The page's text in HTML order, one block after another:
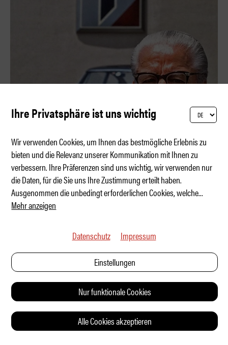
Il Maestro di Torino
Ihre Privatsphäre ist uns wichtig
Wir verwenden Cookies, um Ihnen das bestmögliche Erlebnis zu
bieten und die Relevanz unserer Kommunikation mit Ihnen zu
verbessern. Ihre Präferenzen sind uns wichtig, wir verwenden nur
die Daten, für die Sie uns Ihre Zustimmung erteilt haben.
Ausgenommen die unbedingt erforderlichen Cookies, welche...
Mehr anzeigen
Datenschutz Impressum
Einstellungen
Nur funktionale Cookies
Alle Cookies akzeptieren